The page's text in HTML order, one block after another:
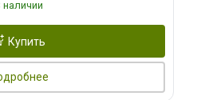
наличии
Купить